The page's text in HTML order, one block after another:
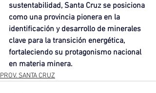
sustentabilidad, Santa Cruz se posiciona
como una provincia pionera en la
identificación y desarrollo de minerales
clave para la transición energética,
fortaleciendo su protagonismo nacional
en materia minera.
PROV. SANTA CRUZ